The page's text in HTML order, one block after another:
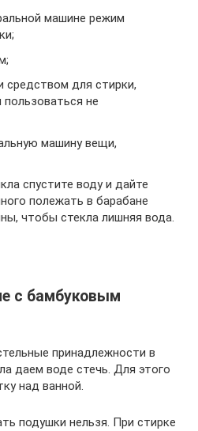
машине режим
средством для стирки,
не
машину вещи,
спустите воду и дайте
полежать в барабане
чтобы стекла лишняя вода.
с бамбуковым
принадлежности в
даем воде стечь. Для этого
над ванной.
подушки нельзя. При стирке